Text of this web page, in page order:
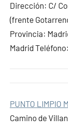
Dirección: C/
(frente
Provincia:
Madrid
PUNTO LIMPIO
Camino de